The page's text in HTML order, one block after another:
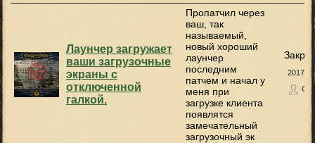
Лаунчер загружает
ваши загрузочные
экраны с
отключенной
галкой.
Пропатчил через
ваш, так
называемый,
новый хороший
лаунчер
последним
патчем и начал у
меня при
загрузке клиента
появлятся
замечательный
загрузочный эк
2017-